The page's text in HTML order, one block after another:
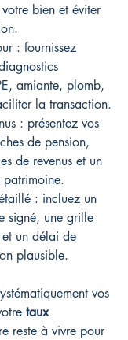
bien et éviter
: fournissez
amiante, plomb,
la transaction.
: présentez vos
de pension,
de revenus et un
: incluez un
signé, une grille
un délai de
plausible.
vos
taux
reste à vivre pour